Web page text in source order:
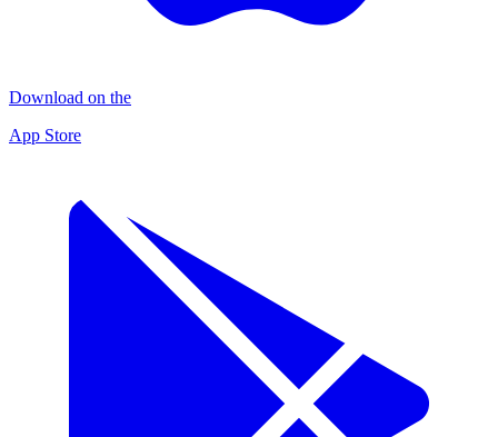
Download on the
App Store